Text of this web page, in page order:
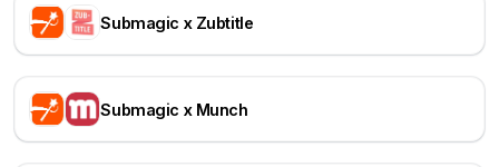
Submagic x Zubtitle
Submagic x Munch